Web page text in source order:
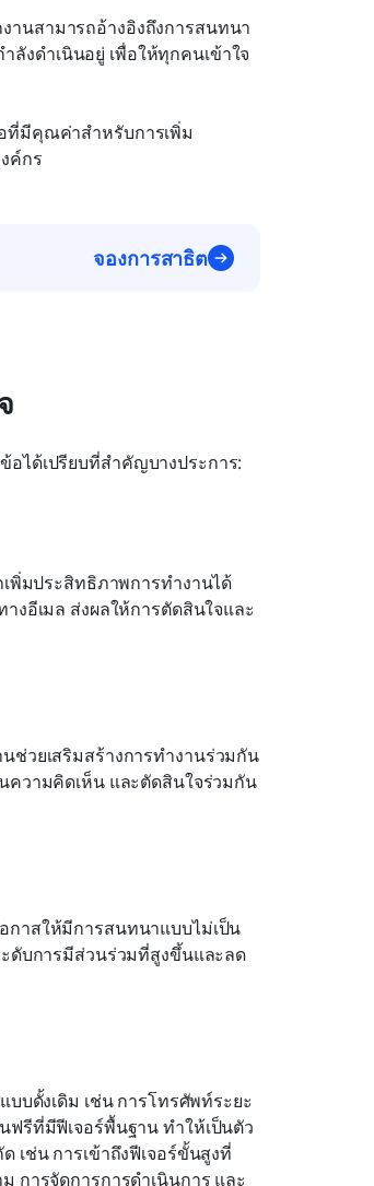
นสามารถอ้างอิงถึงการสนทนา
งดำเนินอยู่ เพื่อให้ทุกคนเข้าใจ
ที่มีคุณค่าสำหรับการเพิ่ม
ค์กร
จองการสาธิต
ได้เปรียบที่สำคัญบางประการ:
พิ่มประสิทธิภาพการทำงานได้
งอีเมล ส่งผลให้การตัดสินใจและ
ช่วยเสริมสร้างการทำงานร่วมกัน
ความคิดเห็น และตัดสินใจร่วมกัน
กาสให้มีการสนทนาแบบไม่เป็น
ดับการมีส่วนร่วมที่สูงขึ้นและลด
บดั้งเดิม เช่น การโทรศัพท์ระยะ
รีที่มีฟีเจอร์พื้นฐาน ทำให้เป็นตัว
เช่น การเข้าถึงฟีเจอร์ขั้นสูงที่
การจัดการการดำเนินการ และ